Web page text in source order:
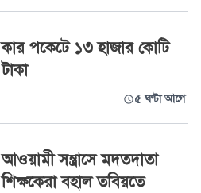
কার পকেটে ১৩ হাজার কোটি
টাকা
৫ ঘণ্টা আগে
আওয়ামী সন্ত্রাসে মদতদাতা
শিক্ষকেরা বহাল তবিয়তে